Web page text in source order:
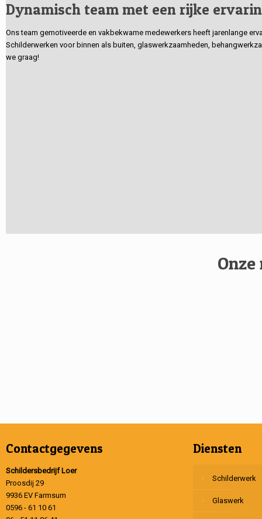
Dynamisch team met een rijke
Ons team gemotiveerde en vakbekwame medewerkers heeft jarenlange
Schilderwerken voor binnen als buiten, glaswerkzaamheden,
we graag!
Contactgegevens
Schildersbedrijf Loer
Proosdij 29
9936 EV Farmsum
0596 - 61 10 61
Diensten
Schilderwerk
Glaswerk